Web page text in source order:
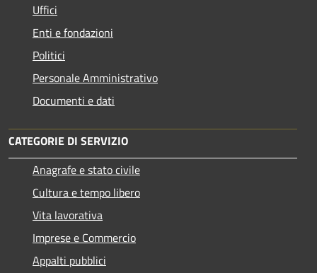
Uffici
Enti e fondazioni
Politici
Personale Amministrativo
Documenti e dati
CATEGORIE DI SERVIZIO
Anagrafe e stato civile
Cultura e tempo libero
Vita lavorativa
Imprese e Commercio
Appalti pubblici